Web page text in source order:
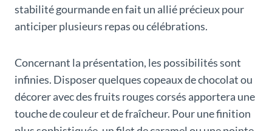
stabilité gourmande en fait un allié précieux pour
anticiper plusieurs repas ou célébrations.
Concernant la présentation, les possibilités sont
infinies. Disposer quelques copeaux de chocolat ou
décorer avec des fruits rouges corsés apportera une
touche de couleur et de fraîcheur. Pour une finition